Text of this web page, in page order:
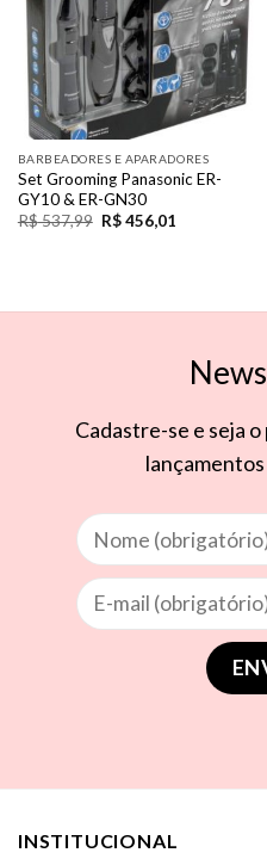
BARBEADORES E APARADORES
Set Grooming Panasonic ER-
GY10 & ER-GN30
R$537,99 R$456,01
Cadastre-se e seja
INSTITUCIONAL